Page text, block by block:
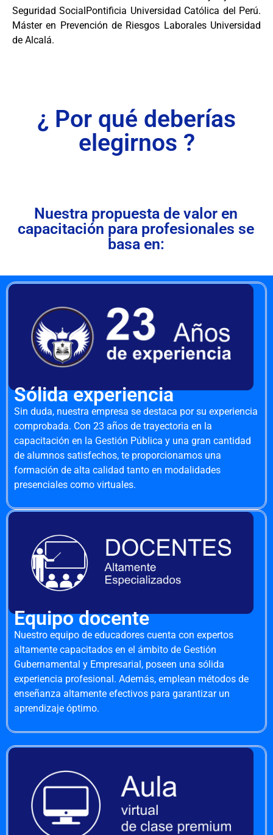
Seguridad SocialPontificia Universidad Católica del Perú.
Máster en Prevención de Riesgos Laborales Universidad
de Alcalá.
¿ Por qué deberías
elegirnos ?
Nuestra propuesta de valor en
capacitación para profesionales se
basa en:
Sólida experiencia
Sin duda, nuestra empresa se destaca por su experiencia
comprobada. Con 23 años de trayectoria en la
capacitación en la Gestión Pública y una gran cantidad
de alumnos satisfechos, te proporcionamos una
formación de alta calidad tanto en modalidades
presenciales como virtuales.
Equipo docente
Nuestro equipo de educadores cuenta con expertos
altamente capacitados en el ámbito de Gestión
Gubernamental y Empresarial, poseen una sólida
experiencia profesional. Además, emplean métodos de
enseñanza altamente efectivos para garantizar un
aprendizaje óptimo.